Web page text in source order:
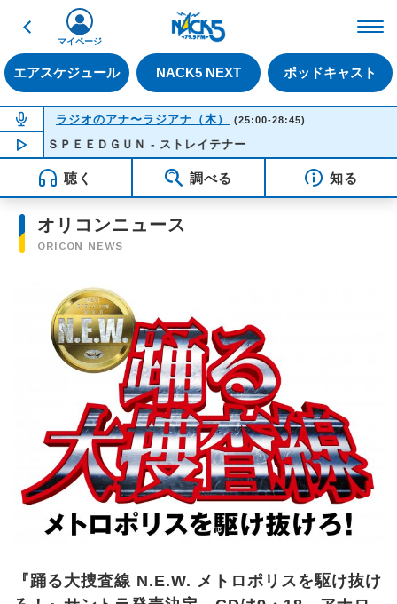
戻る
エアスケジュール NACK5 NEXT ポッドキャスト
マイページ
NOW ON AIR
ラジオのアナ〜ラジアナ（木） (25:00-28:45)
NOW PLAYING 03:50
ＳＰＥＥＤＧＵＮ - ストレイテナー
聴く 調べる 知る
オリコンニュース
ORICON NEWS
『踊る大捜査線 N.E.W. メトロポリスを駆け抜け